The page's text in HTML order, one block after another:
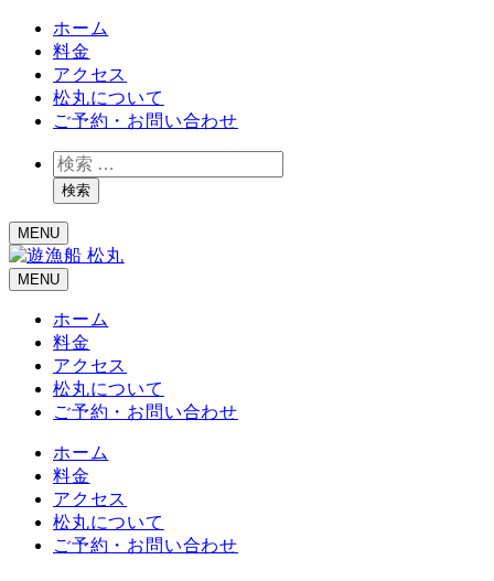
ホーム
料金
アクセス
松丸について
ご予約・お問い合わせ
検
索検索
MENU
MENU
ホーム
料金
アクセス
松丸について
ご予約・お問い合わせ
ホーム
料金
アクセス
松丸について
ご予約・お問い合わせ